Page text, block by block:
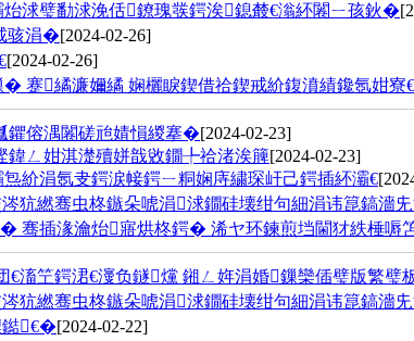
浗璧勫浗浼佸鐐瑰彂鍔涘鎴樷€滃紑闂ㄧ孩鈥�
骇涓�[2024-02-26]
[2024-02-26]
蹇繘濂嬭繘 娴欐睙鍥借祫鍥戒紒鍑濆績鑱氬姏寮
鑺傛湡闂磋兘婧愪緵搴�[2024-02-23]
鍏ㄥ姏淇濋殰姘戠敓鐗╄祫渚涘簲[2024-02-23]
紒涓氬叏鍔涙帹鍔ㄧ粡娴庤繍琛屽己鍔插紑灞€
犺繎骞虫柊鏃朵唬涓浗鐗硅壊绀句細涓讳箟鎬濇
骞插湪瀹炲寤烘柊鍔� 浠ヤ环鍊煎垱閫犲紩棰嗕
滀笁鍔涒€濅负鐩爣 鎺ㄥ姩涓婚鏁欒偛璧版繁璧
犺繎骞虫柊鏃朵唬涓浗鐗硅壊绀句細涓讳箟鎬濇
鐑€�[2024-02-22]